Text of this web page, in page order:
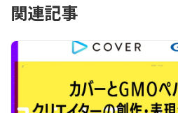
関連記事